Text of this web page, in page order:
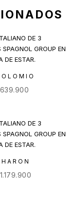
639.900
1.179.900